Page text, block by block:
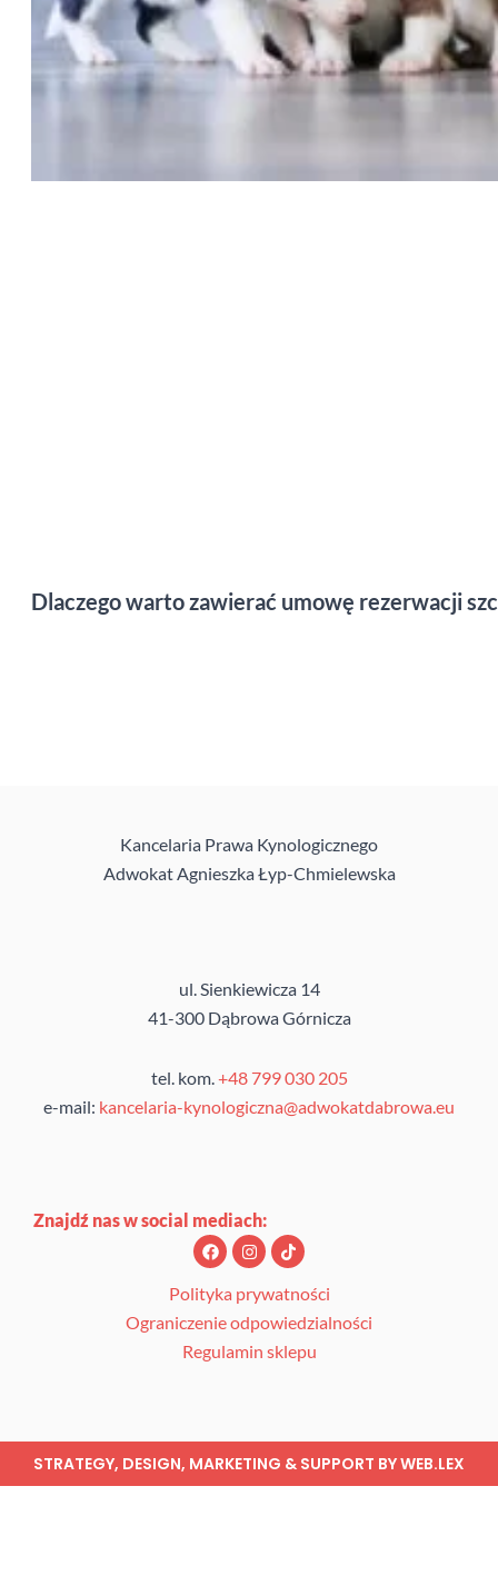
Dlaczego warto zawierać umowę rezerwacji
Kancelaria Prawa Kynologicznego
Adwokat Agnieszka Łyp-Chmielewska
ul. Sienkiewicza 14
41-300 Dąbrowa Górnicza
tel. kom.+48 799 030 205
e-mail: kancelaria-kynologiczna@adwokatdabrowa.eu
Znajdź nas w social mediach:
F
a
c
e
b
o
k
I
n
s
t
a
g
r
a
T
i
k
t
k
Polityka prywatności
Ograniczenie odpowiedzialności
Regulamin sklepu
STRATEGY, DESIGN, MARKETING & SUPPORT BYWEB.LEX